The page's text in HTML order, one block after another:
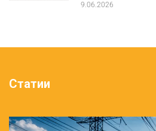
9.06.2026
Статии